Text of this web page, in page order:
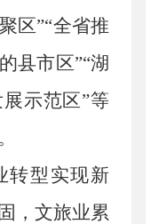
区”“全省推
县市区”“湖
示范区”等
转型实现新
，文旅业累